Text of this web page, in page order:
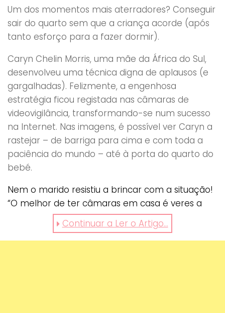
Um dos momentos mais aterradores? Conseguir
sair do quarto sem que a criança acorde (após
tanto esforço para a fazer dormir).
Caryn Chelin Morris, uma mãe da África do Sul,
desenvolveu uma técnica digna de aplausos (e
gargalhadas). Felizmente, a engenhosa
estratégia ficou registada nas câmaras de
videovigilância, transformando-se num sucesso
na Internet. Nas imagens, é possível ver Caryn a
rastejar – de barriga para cima e com toda a
paciência do mundo – até à porta do quarto do
bebé.
Nem o marido resistiu a brincar com a situação!
“O melhor de ter câmaras em casa é veres a
tua mulher a tentar sair do quarto depois de
deixares o teu filho a dormir… PS: o exército está
a ligar cá para casa para que ela dê um treino
Continuar a Ler o Artigo...